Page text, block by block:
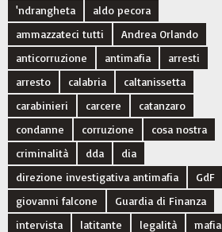
'ndrangheta
aldo pecora
ammazzateci tutti
Andrea Orlando
anticorruzione
antimafia
arresti
arresto
calabria
caltanissetta
carabinieri
carcere
catanzaro
condanne
corruzione
cosa nostra
criminalità
dda
dia
direzione investigativa antimafia
GdF
giovanni falcone
Guardia di Finanza
intervista
latitante legalità
mafia